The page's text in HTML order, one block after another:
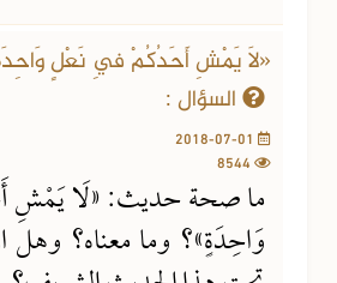
«لَا يَمْشِ أَحَدُكُمْ فِي نَعْلٍ
السؤال :
ما صحة حديث: «لَا يَمْشِ
وَاحِدَةٍ»؟ وما معناه؟